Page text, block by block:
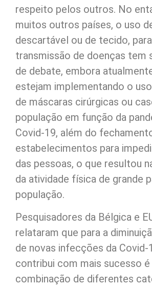
respeito pelos outros. No
muitos outros países, o uso
descartável ou de tecido,
transmissão de doenças tem
de debate, embora
estejam implementando o
de máscaras cirúrgicas ou
população em função da
Covid-19, além do
estabelecimentos para
das pessoas, o que resultou
da atividade física de grande
população.
Pesquisadores da Bélgica e
relataram que para a
de novas infecções da Covid-
contribui com mais sucesso é
combinação de diferentes